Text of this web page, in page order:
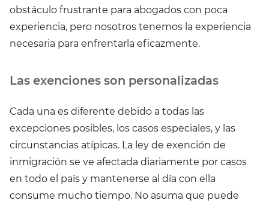
obstáculo frustrante para abogados con poca
experiencia, pero nosotros tenemos la experiencia
necesaria para enfrentarla eficazmente.
Las exenciones son personalizadas
Cada una es diferente debido a todas las
excepciones posibles, los casos especiales, y las
circunstancias atípicas. La ley de exención de
inmigración se ve afectada diariamente por casos
en todo el país y mantenerse al día con ella
consume mucho tiempo. No asuma que puede